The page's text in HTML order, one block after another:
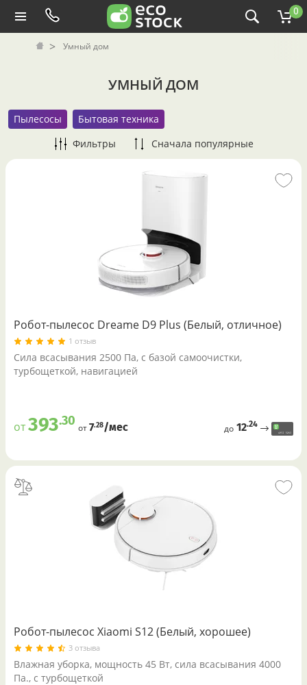
0
Умный дом
УМНЫЙ ДОМ
Пылесосы
Бытовая техника
Фильтры
Сначала популярные
Робот-пылесос Dreame D9 Plus (Белый, отличное)
1 отзыв
Cила всасывания 2500 Па, c базой самоочистки,
турбощеткой, навигацией
от393.30 от7.28/меc до 12.24
Робот-пылесос Xiaomi S12 (Белый, хорошее)
3 отзыва
Влажная уборка, мощность 45 Вт, сила всасывания 4000
Па., с турбощеткой